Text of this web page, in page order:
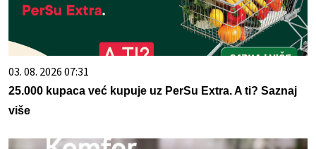
03. 08. 2026 07:31
25.000 kupaca već kupuje uz PerSu Extra. A ti? Saznaj
više